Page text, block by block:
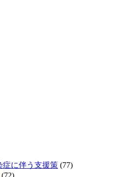
症に伴う支援策 (77)